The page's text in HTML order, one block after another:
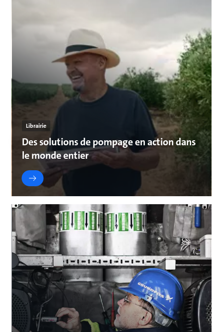
Librairie
Des solutions de pompage en action dans
le monde entier